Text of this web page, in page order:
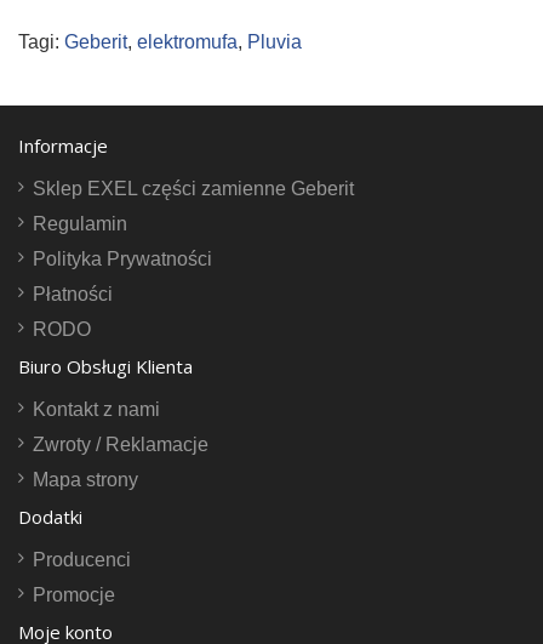
Tagi: Geberit, elektromufa, Pluvia
Informacje
Sklep EXEL części zamienne Geberit
Regulamin
Polityka Prywatności
Płatności
RODO
Biuro Obsługi Klienta
Kontakt z nami
Zwroty / Reklamacje
Mapa strony
Dodatki
Producenci
Promocje
Moje konto